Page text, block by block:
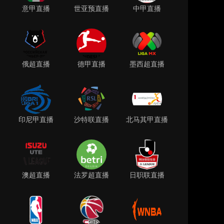
意甲直播 世亚预直播 中甲直播
俄超直播 德甲直播 墨西超直播
印尼甲直播 沙特联直播 北马其甲直播
澳超直播 法罗超直播 日职联直播